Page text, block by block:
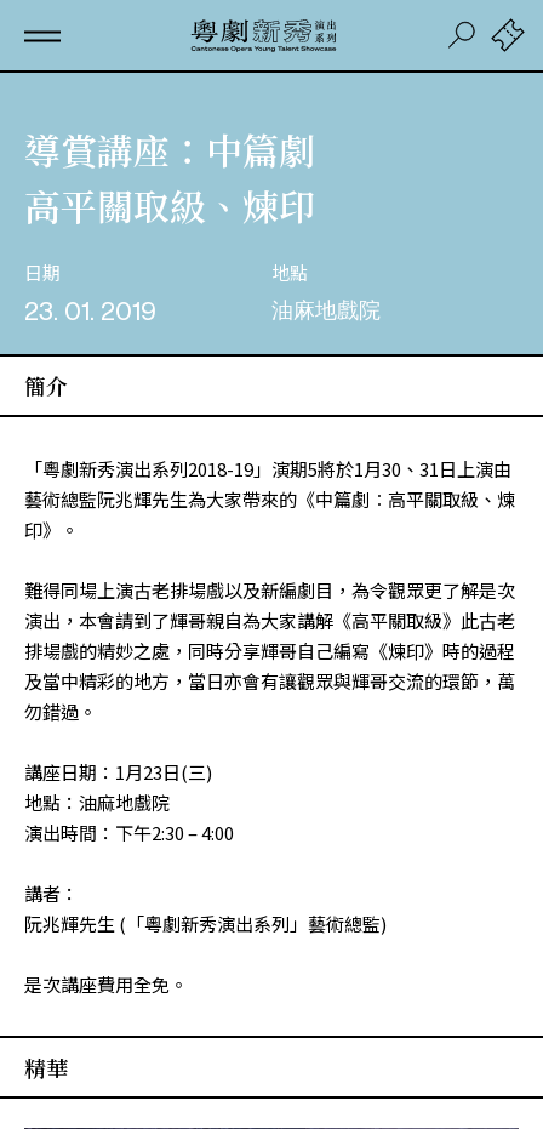
導賞講座：中篇劇
高平關取級、煉印
日期
23. 01. 2019
地點
油麻地戲院
簡介
「粵劇新秀演出系列2018-19」演期5將於1月30、31日上演由
藝術總監阮兆輝先生為大家帶來的《中篇劇︰高平關取級、煉
印》。
難得同場上演古老排場戲以及新編劇目，為令觀眾更了解是次
演出，本會請到了輝哥親自為大家講解《高平關取級》此古老
排場戲的精妙之處，同時分享輝哥自己編寫《煉印》時的過程
及當中精彩的地方，當日亦會有讓觀眾與輝哥交流的環節，萬
勿錯過。
講座日期：1月23日(三)
地點：油麻地戲院
演出時間：下午2:30 – 4:00
講者：
阮兆輝先生 (「粵劇新秀演出系列」藝術總監)
是次講座費用全免。
精華